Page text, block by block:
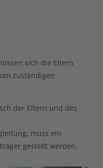
sich die Eltern
zuständigen
der Eltern und des
muss ein
gestellt werden.